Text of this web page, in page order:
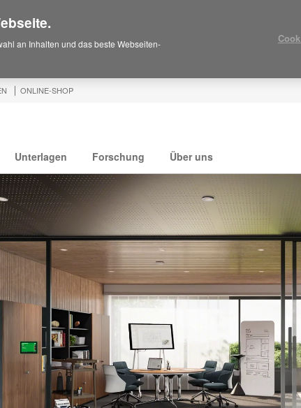
ONLINE-SHOP
Unterlagen Forschung Über uns
an Inhalten und das beste Webseiten-